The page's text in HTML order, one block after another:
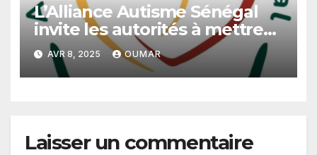
L’Alliance Autisme Sénégal
invite les autorités à mettre
en place un programme
d’inclusion scolaire pour les
enfants autistes
AVR 8, 2025 OUMAR
Laisser un commentaire